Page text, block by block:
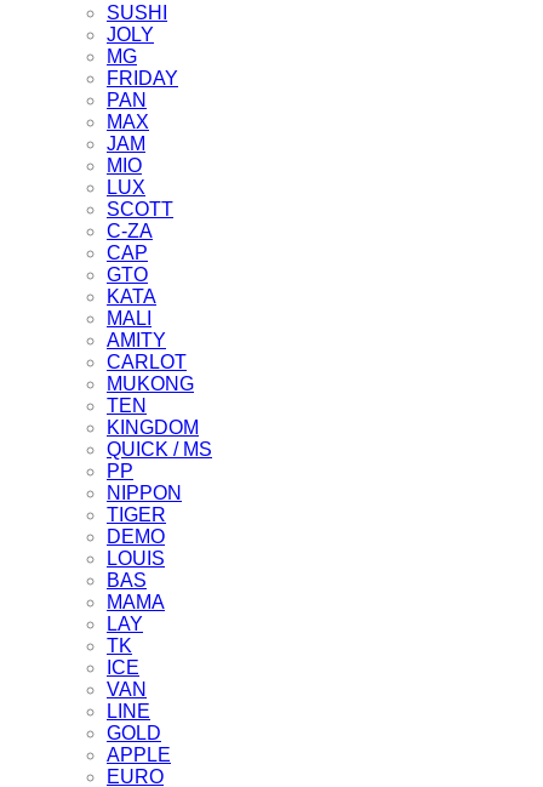
SUSHI
JOLY
MG
FRIDAY
PAN
MAX
JAM
MIO
LUX
SCOTT
C-ZA
CAP
GTO
KATA
MALI
AMITY
CARLOT
MUKONG
TEN
KINGDOM
QUICK / MS
PP
NIPPON
TIGER
DEMO
LOUIS
BAS
MAMA
LAY
TK
ICE
VAN
LINE
GOLD
APPLE
EURO